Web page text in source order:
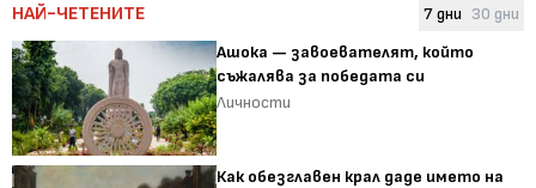
НАЙ-ЧЕТЕНИТЕ 7 дни 30 дни
Ашока — завоевателят, който
съжалява за победата си
Личности
Как обезглавен крал даде името на